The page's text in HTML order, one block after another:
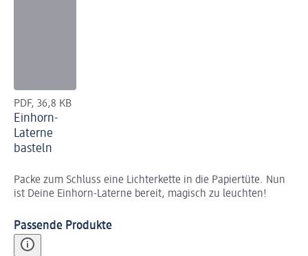
PDF, 36,8 KB
Einhorn-
Laterne
basteln
Packe zum Schluss eine Lichterkette in die Papiertüte. Nun
ist Deine Einhorn-Laterne bereit, magisch zu leuchten!
Passende Produkte